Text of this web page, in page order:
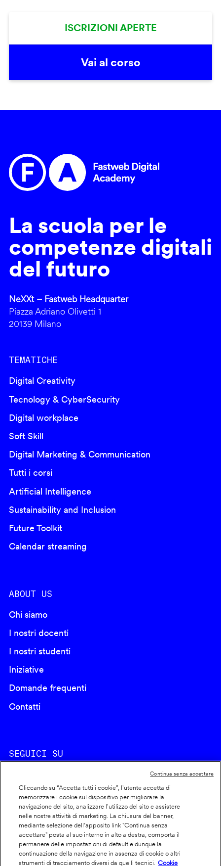
ISCRIZIONI APERTE
Vai al corso
La scuola per le
competenze digitali
del futuro
NeXXt – Fastweb Headquarter
Piazza Adriano Olivetti 1
20139 Milano
TEMATICHE
Digital Creativity
Tecnology & CyberSecurity
Digital workplace
Soft Skill
Digital Marketing & Communication
Tutti i corsi
Artificial Intelligence
Sustainability and Inclusion
Future Toolkit
Calendar streaming
ABOUT US
Chi siamo
I nostri docenti
I nostri studenti
Iniziative
Domande frequenti
Contatti
SEGUICI SU
Footer
info
Cookie policy
Dichiarazione di accessibilità
Privacy
Cliccando su “Accetta tutti i cookie”, l'utente accetta di
memorizzare i cookie sul dispositivo per migliorare la
navigazione del sito, analizzare l'utilizzo del sito e assistere
nelle nostre attività di marketing. La chiusura del banner,
mediante selezione dell’apposito link "Continua senza
accettare" posta al suo interno in alto a destra, comporta il
permanere delle impostazioni di default e dunque la
continuazione della navigazione in assenza di cookie o altri
strumenti di tracciamento diversi da quelli tecnici.
Cookie
Continua senza accettare